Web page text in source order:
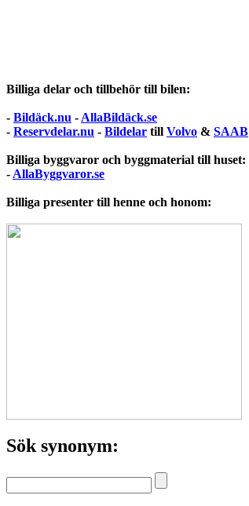
Billiga delar och tillbehör till bilen:
- Bildäck.nu - AllaBildäck.se
- Reservdelar.nu - Bildelar till Volvo & SAAB
Billiga byggvaror och byggmaterial till huset:
- AllaByggvaror.se
Billiga presenter till henne och honom:
Sök synonym: